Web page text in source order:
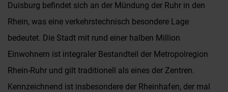
Duisburg befindet sich an der Mündung der Ruhr in den
Rhein, was eine verkehrstechnisch besondere Lage
bedeutet. Die Stadt mit rund einer halben Million
Einwohnern ist integraler Bestandteil der Metropolregion
Rhein-Ruhr und gilt traditionell als eines der Zentren.
Kennzeichnend ist insbesondere der Rheinhafen, der mal